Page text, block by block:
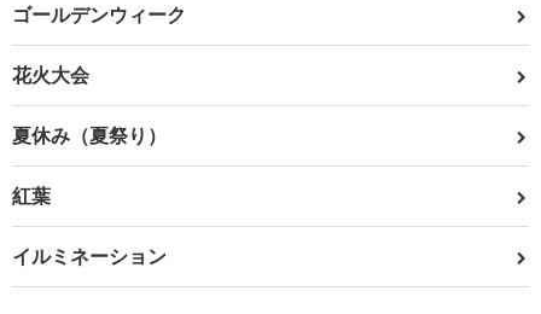
ゴールデンウィーク
花火大会
夏休み（夏祭り）
紅葉
イルミネーション